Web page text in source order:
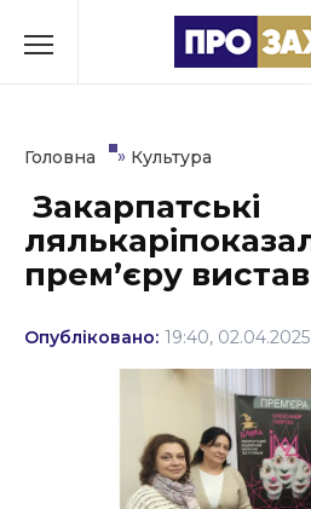
до
Культура
Освіта
Події
Головна » Культура
Закарпатські
прем’єру
Опубліковано: 19:40, 02.04.2025